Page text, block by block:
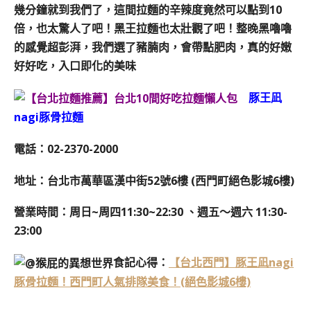
幾分鐘就到我們了，這間拉麵的辛辣度竟然可以點到10
倍，也太驚人了吧！黑王拉麵也太壯觀了吧！整晚黑嚕嚕
的感覺超彭湃，我們選了豬腩肉，會帶點肥肉，真的好嫩
好好吃，入口即化的美味
豚王凪
nagi豚骨拉麵
電話：02-2370-2000
地址：台北市萬華區漢中街52號6樓 (西門町絕色影城6樓)
營業時間： 周日~周四11:30~22:30 、 週五～週六 11:30-
23:00
食記心得：
【台北西門】豚王凪nagi
豚骨拉麵！西門町人氣排隊美食！(絕色影城6樓)